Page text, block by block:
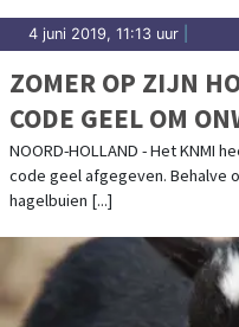
4 juni 2019, 11:13 uur
ZOMER OP ZIJN
CODE GEEL OM
HAGEL
NOORD-HOLLAND - Het KNMI
code geel afgegeven. Behalve
hagelbuien [...]